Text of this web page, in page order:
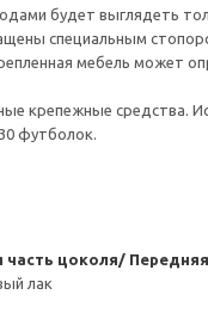
будет выглядеть
специальным
мебель может
крепежные средства.
футболок.
цоколя/
лак